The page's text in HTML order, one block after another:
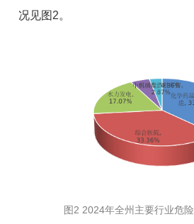
况见图2。
图2 2024年全州主要行业危